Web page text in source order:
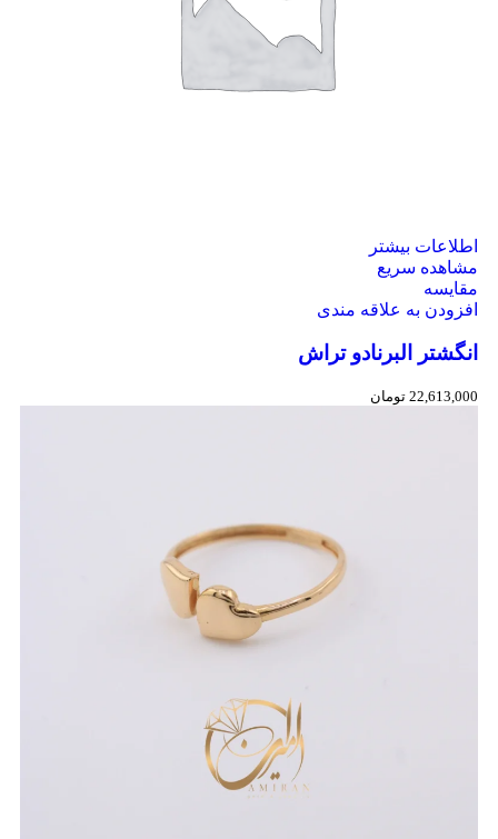
اطلاعات بیشتر
مشاهده سریع
مقایسه
افزودن به علاقه مندی
انگشتر البرنادو تراش
22,613,000 تومان